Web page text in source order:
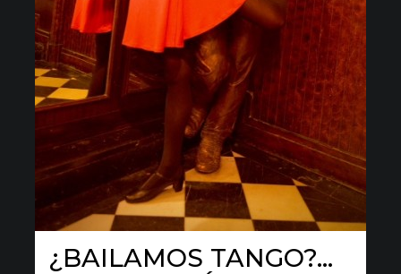
¿BAILAMOS TANGO?…